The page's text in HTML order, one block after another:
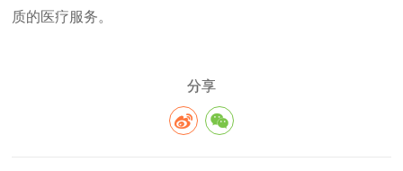
质的医疗服务。
分享